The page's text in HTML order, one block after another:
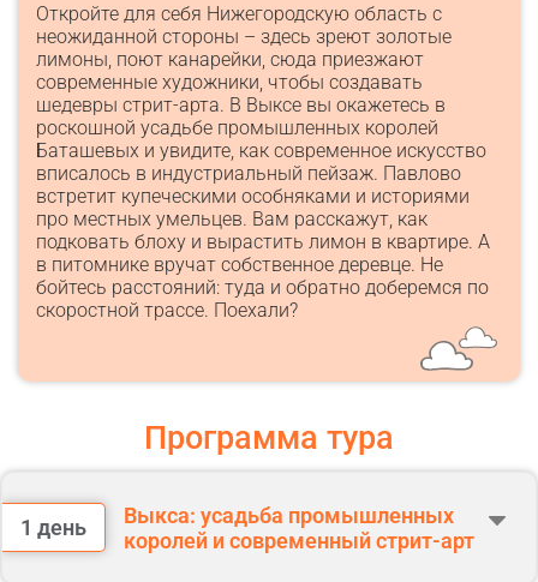
Откройте для себя Нижегородскую область с
неожиданной стороны – здесь зреют золотые
лимоны, поют канарейки, сюда приезжают
современные художники, чтобы создавать
шедевры стрит-арта. В Выксе вы окажетесь в
роскошной усадьбе промышленных королей
Баташевых и увидите, как современное искусство
вписалось в индустриальный пейзаж. Павлово
встретит купеческими особняками и историями
про местных умельцев. Вам расскажут, как
подковать блоху и вырастить лимон в квартире. А
в питомнике вручат собственное деревце. Не
бойтесь расстояний: туда и обратно доберемся по
скоростной трассе. Поехали?
Программа тура
1 день
Выкса: усадьба промышленных
королей и современный стрит-арт